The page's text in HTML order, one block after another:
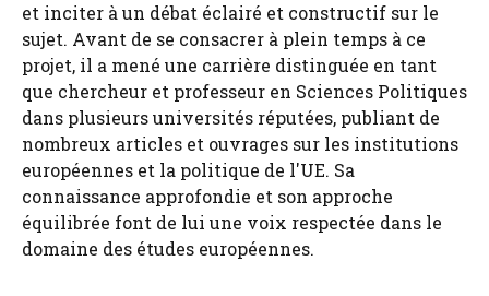
et inciter à un débat éclairé et constructif sur le
sujet. Avant de se consacrer à plein temps à ce
projet, il a mené une carrière distinguée en tant
que chercheur et professeur en Sciences Politiques
dans plusieurs universités réputées, publiant de
nombreux articles et ouvrages sur les institutions
européennes et la politique de l'UE. Sa
connaissance approfondie et son approche
équilibrée font de lui une voix respectée dans le
domaine des études européennes.